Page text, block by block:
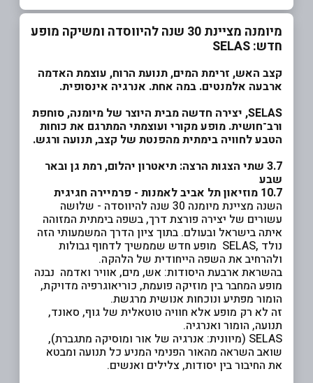
מיומנה מציינת 30 שנה להיווסדה ומשיקה מופע
חדש: SELAS
קצב האש, זרימת המים, תנועת הרוח, עוצמת האדמה
ארבעה אלמנטים. במה אחת. אנרגיה אינסופית.
SELAS, יצירה חדשה מבית היוצר של מיומנה, סוחפת
ורב־חושית. מופע מקורי ועוצמתי המתרגם את כוחות
הטבע לחוויה בימתית מהפנטת של קצב, תנועה ורגש.
3.7 שתי הצגות הרצה: תיאטרון יהלום, רמת גן ובאר
שבע
10.7 מוזיאון תל אביב לאמנות - פרמיירה חגיגית
השנה מציינת מיומנה 30 שנה להיווסדה - שלושה
עשורים של יצירה פורצת דרך, בשפה בימתית המזוהה
איתה בישראל ובעולם. בתוך ציון הדרך המשמעותי הזה
נולד ,SELAS מופע חדש שממשיך לדחוף גבולות
ולהרחיב את השפה הייחודית של הלהקה.
בהשראת ארבעת היסודות: אש, מים, אוויר ואדמה נבנה
מופע המחבר בין מוזיקה פועמת, כוריאוגרפיה מדויקת,
הומור מפתיע ונוכחות אנושית מרגשת.
זה לא רק מופע אלא חוויה טוטאלית של גוף, סאונד,
תנועה, הומור ואנרגיה.
SELAS (מיוונית: אנרגיה של אור ומוסיקה מתגברת),
שואב השראה מהאור הפנימי המניע כל תנועה ומבטא
את החיבור בין יסודות, צלילים ואנשים.